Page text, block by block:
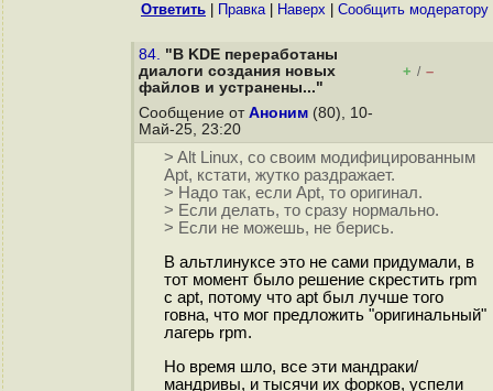
Ответить Правка| Наверх Cообщить модератору
84. "В KDE переработаны
диалоги создания новых
файлов и устранены..."
+ / –
Сообщение от Аноним (80), 10-
Май-25, 23:20
> Alt Linux, со своим модифицированным
Apt, кстати, жутко раздражает.
> Надо так, если Apt, то оригинал.
> Если делать, то сразу нормально.
> Если не можешь, не берись.
В альтлинуксе это не сами придумали, в
тот момент было решение скрестить rpm
с apt, потому что apt был лучше того
говна, что мог предложить "оригинальный"
лагерь rpm.
Но время шло, все эти мандраки/
мандривы, и тысячи их форков, успели